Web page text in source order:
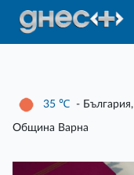
35 ℃ - България,
Община Варна